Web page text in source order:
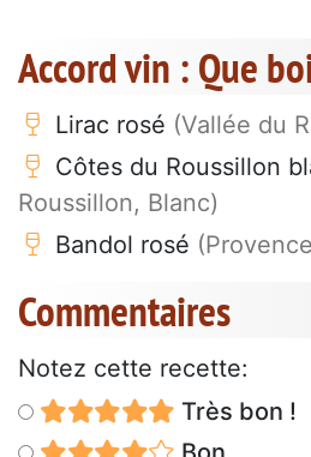
Accord vin : Que
Lirac rosé (Vallée du
Côtes du Roussillon
Roussillon, Blanc)
Bandol rosé
Commentaires
Notez cette recette:
Très bon !